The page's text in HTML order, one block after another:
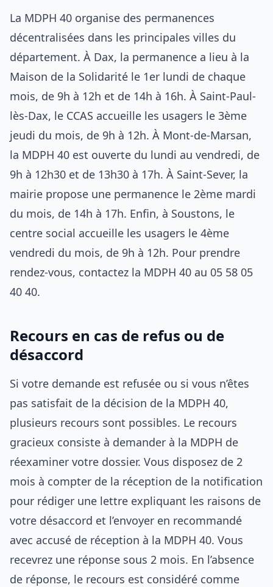
La MDPH 40 organise des permanences
décentralisées dans les principales villes du
département. À Dax, la permanence a lieu à la
Maison de la Solidarité le 1er lundi de chaque
mois, de 9h à 12h et de 14h à 16h. À Saint-Paul-
lès-Dax, le CCAS accueille les usagers le 3ème
jeudi du mois, de 9h à 12h. À Mont-de-Marsan,
la MDPH 40 est ouverte du lundi au vendredi, de
9h à 12h30 et de 13h30 à 17h. À Saint-Sever, la
mairie propose une permanence le 2ème mardi
du mois, de 14h à 17h. Enfin, à Soustons, le
centre social accueille les usagers le 4ème
vendredi du mois, de 9h à 12h. Pour prendre
rendez-vous, contactez la MDPH 40 au 05 58 05
40 40.
Recours en cas de refus ou de
désaccord
Si votre demande est refusée ou si vous n’êtes
pas satisfait de la décision de la MDPH 40,
plusieurs recours sont possibles. Le recours
gracieux consiste à demander à la MDPH de
réexaminer votre dossier. Vous disposez de 2
mois à compter de la réception de la notification
pour rédiger une lettre expliquant les raisons de
votre désaccord et l’envoyer en recommandé
avec accusé de réception à la MDPH 40. Vous
recevrez une réponse sous 2 mois. En l’absence
de réponse, le recours est considéré comme